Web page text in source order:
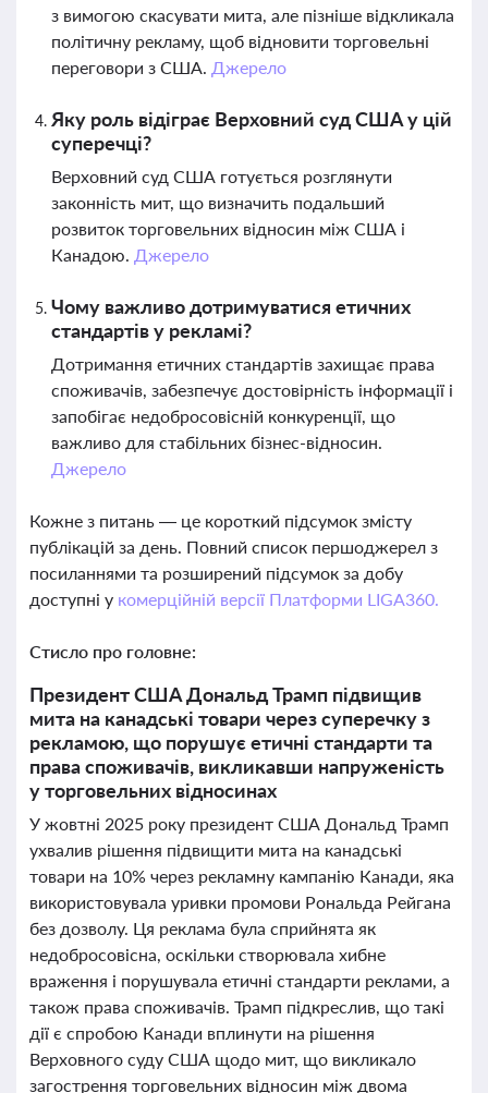
з вимогою скасувати мита, але пізніше відкликала
політичну рекламу, щоб відновити торговельні
переговори з США. Джерело
Яку роль відіграє Верховний суд США у цій
суперечці?
Верховний суд США готується розглянути
законність мит, що визначить подальший
розвиток торговельних відносин між США і
Канадою. Джерело
Чому важливо дотримуватися етичних
стандартів у рекламі?
Дотримання етичних стандартів захищає права
споживачів, забезпечує достовірність інформації і
запобігає недобросовісній конкуренції, що
важливо для стабільних бізнес-відносин.
Джерело
Кожне з питань — це короткий підсумок змісту
публікацій за день. Повний список першоджерел з
посиланнями та розширений підсумок за добу
доступні у комерційній версії Платформи LIGA360.
Стисло про головне:
Президент США Дональд Трамп підвищив
мита на канадські товари через суперечку з
рекламою, що порушує етичні стандарти та
права споживачів, викликавши напруженість
у торговельних відносинах
У жовтні 2025 року президент США Дональд Трамп
ухвалив рішення підвищити мита на канадські
товари на 10% через рекламну кампанію Канади, яка
використовувала уривки промови Рональда Рейгана
без дозволу. Ця реклама була сприйнята як
недобросовісна, оскільки створювала хибне
враження і порушувала етичні стандарти реклами, а
також права споживачів. Трамп підкреслив, що такі
дії є спробою Канади вплинути на рішення
Верховного суду США щодо мит, що викликало
загострення торговельних відносин між двома